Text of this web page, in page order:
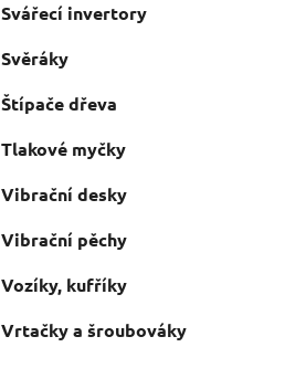
Svářecí invertory
Svěráky
Štípače dřeva
Tlakové myčky
Vibrační desky
Vibrační pěchy
Vozíky, kufříky
Vrtačky a šroubováky